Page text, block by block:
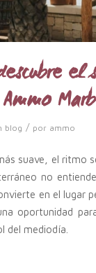
el
blog / por ammo
suave, el ritmo
no
en el lugar
oportunidad
del mediodía.